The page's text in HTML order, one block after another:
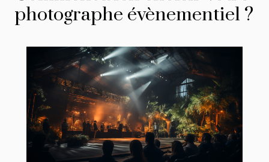
photographe évènementiel ?